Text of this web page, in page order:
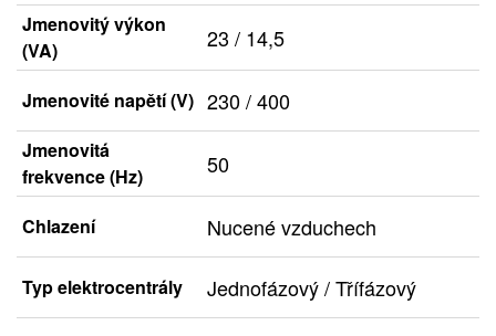
Jmenovitý výkon
(VA)
23 / 14,5
Jmenovité napětí (V) 230 / 400
Jmenovitá
frekvence (Hz)
50
Chlazení Nucené vzduchech
Typ elektrocentrály Jednofázový / Třífázový